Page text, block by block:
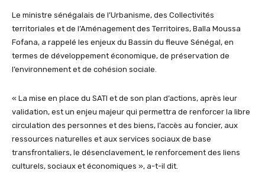
Le ministre sénégalais de l’Urbanisme, des Collectivités
territoriales et de l’Aménagement des Territoires, Balla Moussa
Fofana, a rappelé les enjeux du Bassin du fleuve Sénégal, en
termes de développement économique, de préservation de
l’environnement et de cohésion sociale.
« La mise en place du SATI et de son plan d’actions, après leur
validation, est un enjeu majeur qui permettra de renforcer la libre
circulation des personnes et des biens, l’accès au foncier, aux
ressources naturelles et aux services sociaux de base
transfrontaliers, le désenclavement, le renforcement des liens
culturels, sociaux et économiques », a-t-il dit.